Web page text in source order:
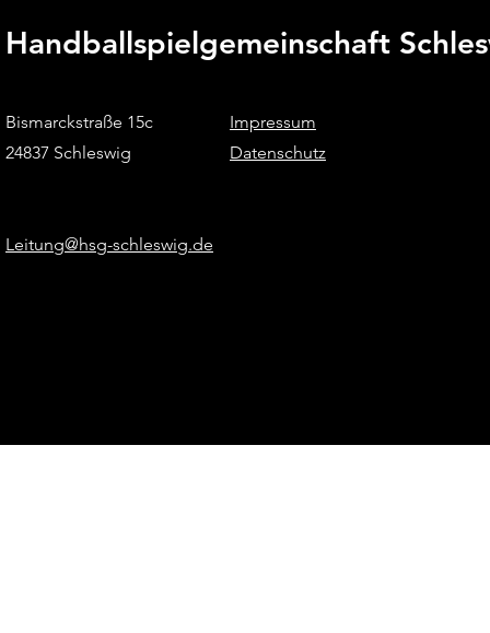
Handballspielgemeinschaft
Bismarckstraße 15c
24837 Schleswig
Leitung@hsg-schleswig.de
Impressum
Datenschutz